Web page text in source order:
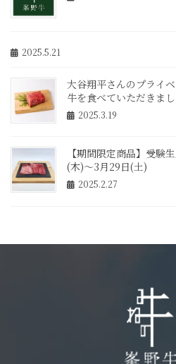
2025.5.21
大谷翔平さんのプライ
牛を食べていただきまし
2025.3.19
【期間限定商品】受験
(木)～3月29日(土)
2025.2.27